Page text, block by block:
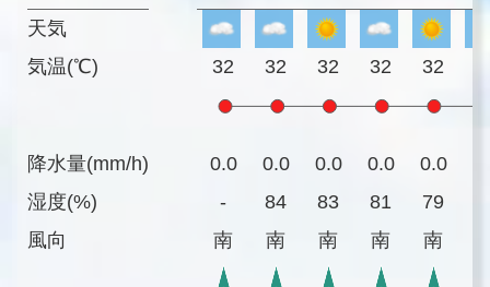
天気
気温(℃)
降水量(mm/h)
湿度(%)
風向
32 32 32 32 32
0.0 0.0 0.0 0.0 0.0
-
84 83 81 79
南
南 南 南 南